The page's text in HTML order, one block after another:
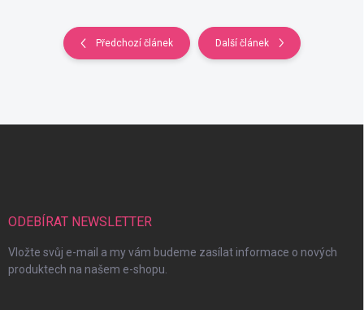
Předchozí článek Další článek
ODEBÍRAT NEWSLETTER
Vložte svůj e-mail a my vám budeme zasílat informace o nových
produktech na našem e-shopu.